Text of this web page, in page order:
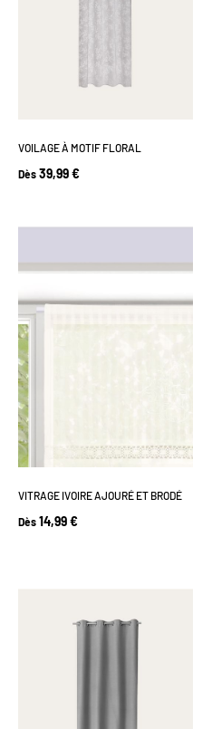
VOILAGE À MOTIF FLORAL
Dès 39,99 €
VITRAGE IVOIRE AJOURÉ ET BRODÉ
Dès 14,99 €